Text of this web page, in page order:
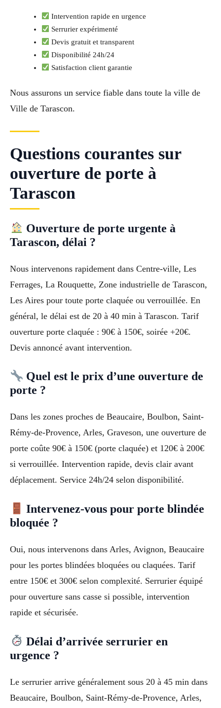
Intervention rapide en urgence
Serrurier expérimenté
Devis gratuit et transparent
Disponibilité 24h/24
Satisfaction client garantie
Nous assurons un service fiable dans toute la ville de
Ville de Tarascon.
Questions courantes sur
ouverture de porte à
Tarascon
Ouverture de porte urgente à
Tarascon, délai ?
Nous intervenons rapidement dans Centre-ville, Les
Ferrages, La Rouquette, Zone industrielle de Tarascon,
Les Aires pour toute porte claquée ou verrouillée. En
général, le délai est de 20 à 40 min à Tarascon. Tarif
ouverture porte claquée : 90€ à 150€, soirée +20€.
Devis annoncé avant intervention.
Quel est le prix d’une ouverture de
porte ?
Dans les zones proches de Beaucaire, Boulbon, Saint-
Rémy-de-Provence, Arles, Graveson, une ouverture de
porte coûte 90€ à 150€ (porte claquée) et 120€ à 200€
si verrouillée. Intervention rapide, devis clair avant
déplacement. Service 24h/24 selon disponibilité.
Intervenez-vous pour porte blindée
bloquée ?
Oui, nous intervenons dans Arles, Avignon, Beaucaire
pour les portes blindées bloquées ou claquées. Tarif
entre 150€ et 300€ selon complexité. Serrurier équipé
pour ouverture sans casse si possible, intervention
rapide et sécurisée.
Délai d’arrivée serrurier en
urgence ?
Le serrurier arrive généralement sous 20 à 45 min dans
Beaucaire, Boulbon, Saint-Rémy-de-Provence, Arles,